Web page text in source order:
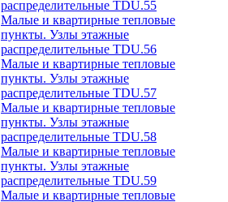
распределительные TDU.55
Малые и квартирные тепловые
пункты. Узлы этажные
распределительные TDU.56
Малые и квартирные тепловые
пункты. Узлы этажные
распределительные TDU.57
Малые и квартирные тепловые
пункты. Узлы этажные
распределительные TDU.58
Малые и квартирные тепловые
пункты. Узлы этажные
распределительные TDU.59
Малые и квартирные тепловые